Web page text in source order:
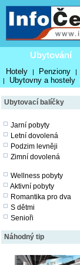
Ubytování
Hotely | Penziony |
| Ubytovny a hostely
Ubytovací balíčky
Jarní pobyty
Letní dovolená
Podzim levněji
Zimní dovolená
Wellness pobyty
Aktivní pobyty
Romantika pro dva
S dětmi
Senioři
Náhodný tip